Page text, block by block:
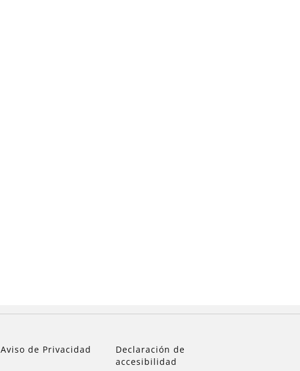
Aviso de Privacidad
Declaración de
accesibilidad